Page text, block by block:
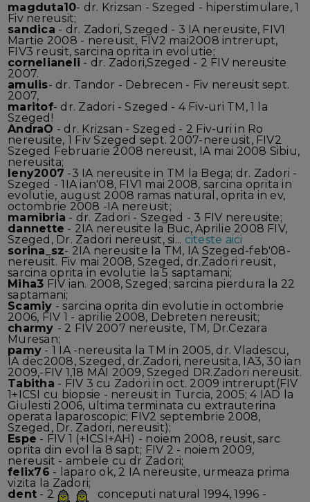
magduta10- dr. Krizsan - Szeged - hiperstimulare, 1
Fiv nereusit;
sandica - dr. Zadori, Szeged - 3 IA nereusite, FIV1
Martie 2008 - nereusit, FIV2 mai2008 intrerupt,
FIV3 reusit, sarcina oprita in evolutie;
cornelianeli - dr. Zadori,Szeged - 2 FIV nereusite
2007.
amulis- dr. Tandor - Debrecen - Fiv nereusit sept.
2007,
maritof- dr. Zadori - Szeged - 4 Fiv-uri TM, 1 la
Szeged!
AndraO - dr. Krizsan - Szeged - 2 Fiv-uri in Ro
nereusite, 1 Fiv Szeged sept. 2007-nereusit, FIV2
Szeged Februarie 2008 nereusit, IA mai 2008 Sibiu,
nereusita;
leny2007 -3 IA nereusite in TM la Bega; dr. Zadori -
Szeged - 1IA ian'08, FIV1 mai 2008, sarcina oprita in
evolutie, august 2008 ramas natural, oprita in ev,
octombrie 2008 -IA nereusit;
mamibria - dr. Zadori - Szeged - 3 FIV nereusite;
dannette - 2IA nereusite la Buc, Aprilie 2008 FIV,
Szeged, Dr. Zadori nereusit, si... citeste aici
sorina_sz- 2IA nereusite la TM, IA Szeged-feb'08-
nereusit. Fiv mai 2008, Szeged, dr.Zadori reusit,
sarcina oprita in evolutie la 5 saptamani;
Miha3 FIV ian. 2008, Szeged; sarcina pierdura la 22
saptamani;
Scamiy - sarcina oprita din evolutie in octombrie
2006, FIV 1 - aprilie 2008, Debreten nereusit;
charmy - 2 FIV 2007 nereusite, TM, Dr.Cezara
Muresan;
pamy - 1 IA -nereusita la TM in 2005, dr. Vladescu,
IA dec2008, Szeged, dr.Zadori, nereusita, IA3, 30 ian
2009,-FIV 1,18 MAI 2009, Szeged DR.Zadori nereusit.
Tabitha - FIV 3 cu Zadori in oct. 2009 intrerupt(FIV
1+ICSI cu biopsie - nereusit in Turcia, 2005; 4 IAD la
Giulesti 2006, ultima terminata cu extrauterina
operata laparoscopic; FIV2 septembrie 2008,
Szeged, Dr. Zadori, nereusit);
Espe - FIV 1 (+ICSI+AH) - noiem 2008, reusit, sarc
oprita din evol la 8 sapt; FIV 2 - noiem 2009,
nereusit - ambele cu dr Zadori;
felix76 - laparo ok, 2 IA nereusite, urmeaza prima
vizita la Zadori;
dent - 2 conceputi natural 1994, 1996 -